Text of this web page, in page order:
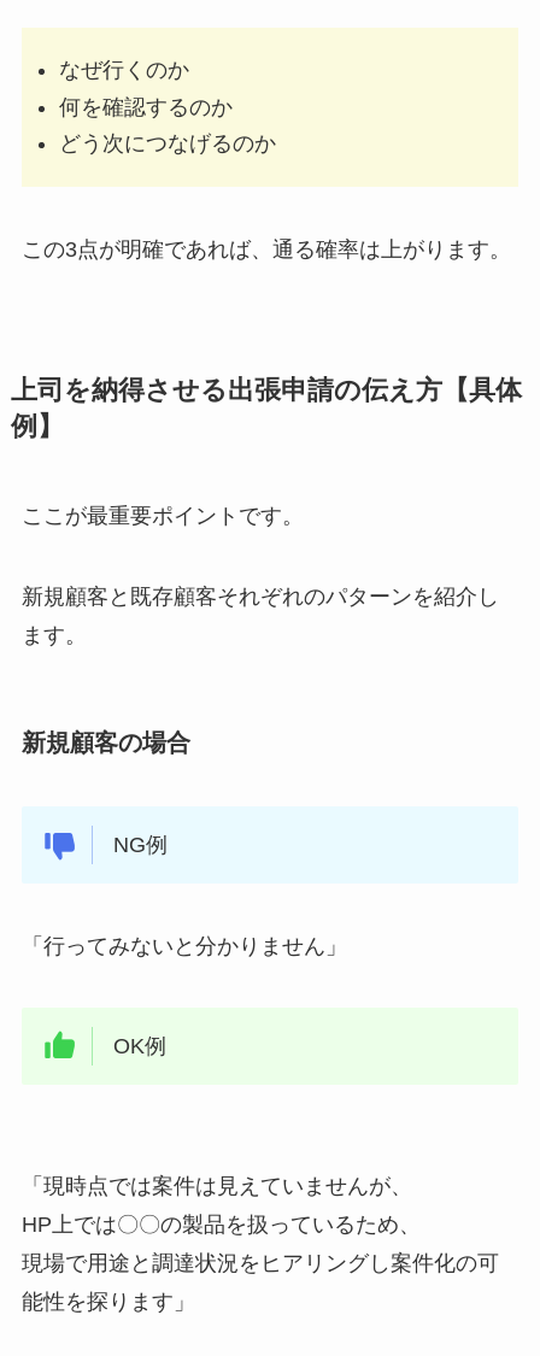
なぜ行くのか
何を確認するのか
どう次につなげるのか
この3点が明確であれば、通る確率は上がります。
上司を納得させる出張申請の伝え方【具体
例】
ここが最重要ポイントです。
新規顧客と既存顧客それぞれのパターンを紹介し
ます。
新規顧客の場合
NG例
「行ってみないと分かりません」
OK例
「現時点では案件は見えていませんが、
HP上では〇〇の製品を扱っているため、
現場で用途と調達状況をヒアリングし案件化の可
能性を探ります」